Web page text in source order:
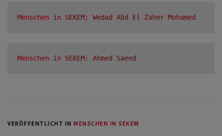
Menschen in SEKEM: Wedad Abd El Zaher Mohamed
Menschen in SEKEM: Ahmed Saeed
VERÖFFENTLICHT IN MENSCHEN IN SEKEM